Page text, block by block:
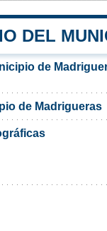
DEL
de
de Madrigueras